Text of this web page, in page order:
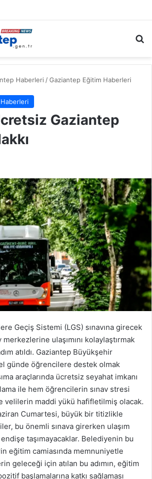
Haberleri /Gaziantep Eğitim Haberleri
Gaziantep
Geçiş Sistemi (LGS) sınavına girecek
ulaşımını kolaylaştırmak
atıldı. Gaziantep Büyükşehir
günde öğrencilere destek olmak
araçlarında ücretsiz seyahat imkanı
ile hem öğrencilerin sınav stresi
velilerin maddi yükü hafifletilmiş olacak.
Cumartesi, büyük bir titizlikle
bu önemli sınava girerken ulaşım
taşımayacaklar. Belediyenin bu
eğitim camiasında memnuniyetle
geleceği için atılan bu adımın, eğitim
başlamalarına katkı sağlaması